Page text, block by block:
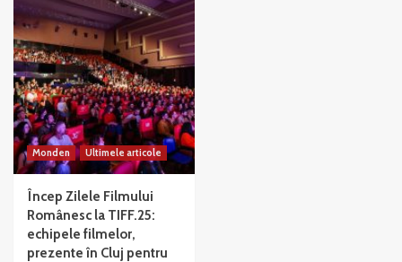
Monden Ultimele articole
Încep Zilele Filmului
Românesc la TIFF.25:
echipele filmelor,
prezente în Cluj pentru